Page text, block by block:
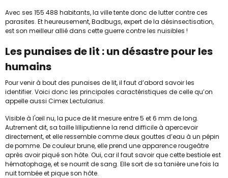
Avec ses 155 488 habitants, la ville tente donc de lutter contre ces
parasites. Et heureusement, Badbugs, expert de la désinsectisation,
est son meilleur allié dans cette guerre contre les nuisibles !
Les punaises de lit : un désastre pour les
humains
Pour venir à bout des punaises de lit, il faut d’abord savoir les
identifier. Voici donc les principales caractéristiques de celle qu’on
appelle aussi Cimex Lectularius.
Visible à l'œil nu, la puce de lit mesure entre 5 et 6 mm de long.
Autrement dit, sa taille lilliputienne la rend difficile à apercevoir
directement, et elle ressemble comme deux gouttes d’eau à un pépin
de pomme. De couleur brune, elle prend une apparence rougeâtre
après avoir piqué son hôte. Oui, car il faut savoir que cette bestiole est
hématophage, et se nourrit de sang. Elle sort de sa tanière une fois la
nuit tombée et pique son hôte.